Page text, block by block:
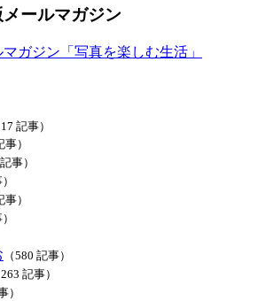
ールマガジン
ガジン「写真を楽しむ生活」
17 記事）
事）
事）
事）
（580 記事）
263 記事）
）